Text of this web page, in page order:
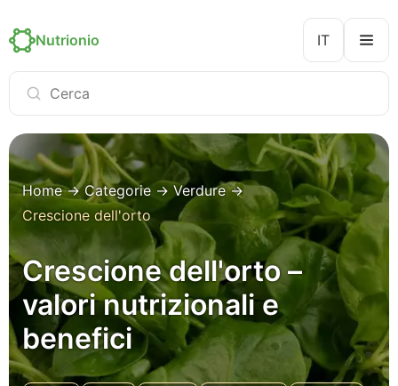
Nutrionio IT
Home→Categorie → Verdure→
Crescione dell'orto
Crescione dell'orto –
valori nutrizionali e
benefici